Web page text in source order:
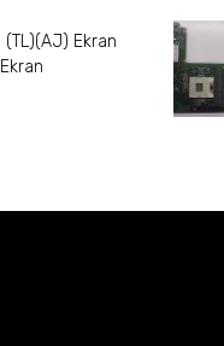
(TL)(AJ) Ekran